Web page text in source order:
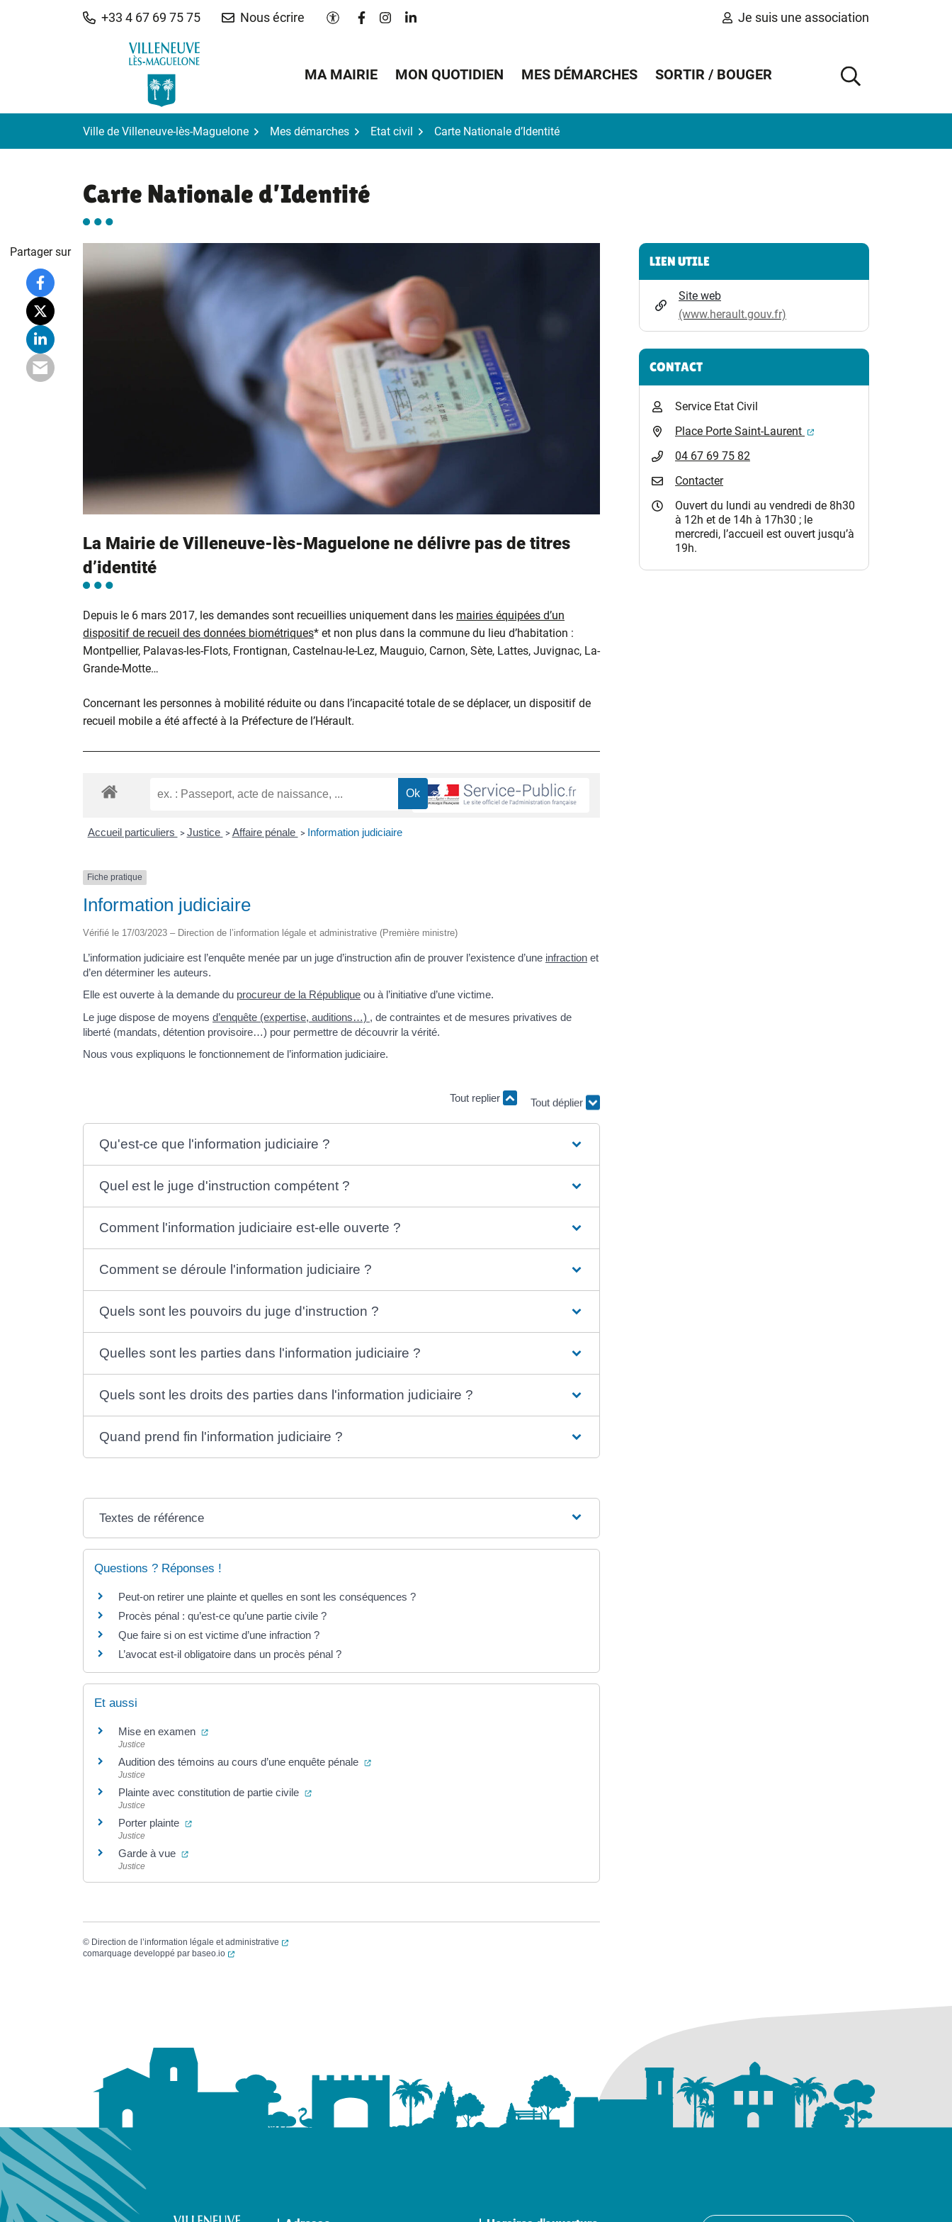
+33 4 67 69 75 75 Nous écrire Paramètres d'accessibilité
Lien vers le compte Facebook
Lien vers le compte Instagram
Lien vers le compte Linkedin Je suis une association
MA MAIRIE MON QUOTIDIEN MES DÉMARCHES SORTIR / BOUGER
AFFICHER
Ville de Villeneuve-lès-Maguelone Mes démarches Etat civil Carte Nationale d’Identité
Carte Nationale d’Identité
La Mairie de Villeneuve-lès-Maguelone ne délivre pas de titres
d’identité
Depuis le 6 mars 2017, les demandes sont recueillies uniquement dans les mairies équipées d’un
dispositif de recueil des données biométriques* et non plus dans la commune du lieu d’habitation :
Montpellier, Palavas-les-Flots, Frontignan, Castelnau-le-Lez, Mauguio, Carnon, Sète, Lattes, Juvignac, La-
Grande-Motte…
Concernant les personnes à mobilité réduite ou dans l’incapacité totale de se déplacer, un dispositif de
recueil mobile a été affecté à la Préfecture de l’Hérault.
Accueil particuliers > Justice > Affaire pénale > Information judiciaire
Fiche pratique
Information judiciaire
Vérifié le 17/03/2023 – Direction de l’information légale et administrative (Première ministre)
L’information judiciaire est l’enquête menée par un juge d’instruction afin de prouver l’existence d’une infraction et
d’en déterminer les auteurs.
Elle est ouverte à la demande du procureur de la République ou à l’initiative d’une victime.
Le juge dispose de moyens d’enquête (expertise, auditions…) , de contraintes et de mesures privatives de
liberté (mandats, détention provisoire…) pour permettre de découvrir la vérité.
Nous vous expliquons le fonctionnement de l’information judiciaire.
Tout replier
Tout déplier
Qu'est-ce que l'information judiciaire ?
Quel est le juge d'instruction compétent ?
Comment l'information judiciaire est-elle ouverte ?
Comment se déroule l'information judiciaire ?
Quels sont les pouvoirs du juge d'instruction ?
Quelles sont les parties dans l'information judiciaire ?
Quels sont les droits des parties dans l'information judiciaire ?
Quand prend fin l'information judiciaire ?
Textes de référence
Questions ? Réponses !
Peut-on retirer une plainte et quelles en sont les conséquences ?
Procès pénal : qu’est-ce qu’une partie civile ?
Que faire si on est victime d’une infraction ?
L’avocat est-il obligatoire dans un procès pénal ?
Et aussi
Mise en examen (ouverture dans un nouvel onglet)
Justice
Audition des témoins au cours d’une enquête pénale (ouverture dans un nouvel onglet)
Justice
Plainte avec constitution de partie civile (ouverture dans un nouvel onglet)
Justice
Porter plainte (ouverture dans un nouvel onglet)
Justice
Garde à vue (ouverture dans un nouvel onglet)
Justice
© Direction de l’information légale et administrative
(ouverture dans un nouvel onglet)
comarquage developpé par baseo.io (ouverture dans un nouvel onglet)
Partager sur Informations complémentaires
LIEN UTILE
Site web
(www.herault.gouv.fr)
CONTACT
Service Etat Civil
Place Porte Saint-Laurent
(ouverture dans un nouvel
04 67 69 75 82
Contacter
Ouvert du lundi au vendredi de 8h30
à 12h et de 14h à 17h30 ; le
mercredi, l’accueil est ouvert jusqu’à
19h.